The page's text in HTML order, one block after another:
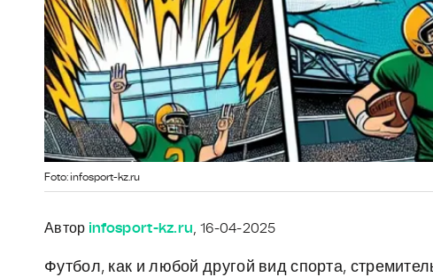
Foto: infosport-kz.ru
Автор infosport-kz.ru, 16-04-2025
Футбол, как и любой другой вид спорта,